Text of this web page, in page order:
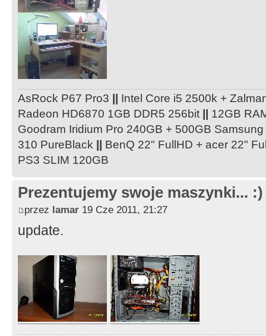
AsRock P67 Pro3 || Intel Core i5 2500k +
Radeon HD6870 1GB DDR5 256bit || 12GB
Goodram Iridium Pro 240GB + 500GB Samsung
310 PureBlack || BenQ 22" FullHD + acer 22"
PS3 SLIM 120GB
Prezentujemy swoje maszynki... :)
przez lamar 19 Cze 2011, 21:27
update.